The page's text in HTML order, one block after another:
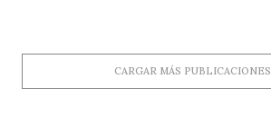
CARGAR MÁS PUBLICACIONES